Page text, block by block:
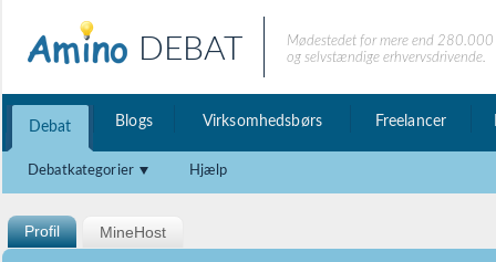
DEBAT
Mødestedet for mere end
og selvstændige erhvervsdrivende.
Debat Blogs Virksomhedsbørs Freelancer
Debatkategorier Hjælp
Profil MineHost